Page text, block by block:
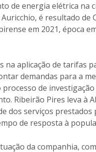
de energia elétrica na
é resultado de
em 2021, época
na aplicação de tarifas
demandas para a
de
Ribeirão Pires leva à
dos serviços prestados
de resposta à
da companhia,